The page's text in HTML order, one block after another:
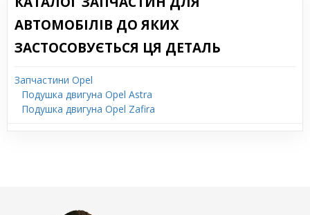
АВТОМОБІЛІВ ДО ЯКИХ
ЗАСТОСОВУЄТЬСЯ ЦЯ ДЕТАЛЬ
Запчастини Opel
Подушка двигуна Opel Astra
Подушка двигуна Opel Zafira